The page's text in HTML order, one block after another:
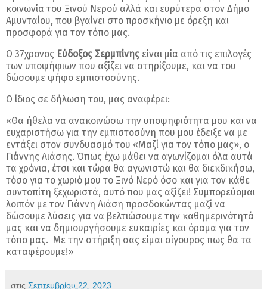
κοινωνία του Ξινού Νερού αλλά και ευρύτερα στον Δήμο
Αμυνταίου, που βγαίνει στο προσκήνιο με όρεξη και
προσφορά για τον τόπο μας.
Ο 37χρονος Εύδοξος Σερμπίνης είναι μία από τις επιλογές
των υποψήφιων που αξίζει να στηρίξουμε, και να του
δώσουμε ψήφο εμπιστοσύνης.
Ο ίδιος σε δήλωση του, μας αναφέρει:
«Θα ήθελα να ανακοινώσω την υποψηφιότητα μου και να
ευχαριστήσω για την εμπιστοσύνη που μου έδειξε να με
εντάξει στον συνδυασμό του «Μαζί για τον τόπο μας», ο
Γιάννης Λιάσης. Όπως έχω μάθει να αγωνίζομαι όλα αυτά
τα χρόνια, έτσι και τώρα θα αγωνιστώ και θα διεκδικήσω,
τόσο για το χωριό μου το Ξινό Νερό όσο και για τον κάθε
συντοπίτη ξεχωριστά, αυτό που μας αξίζει! Συμπορεύομαι
λοιπόν με τον Γιάννη Λιάση προσδοκώντας μαζί να
δώσουμε λύσεις για να βελτιώσουμε την καθημερινότητά
μας και να δημιουργήσουμε ευκαιρίες και όραμα για τον
τόπο μας. Με την στήριξη σας είμαι σίγουρος πως θα τα
καταφέρουμε!»
στις Σεπτεμβρίου 22, 2023